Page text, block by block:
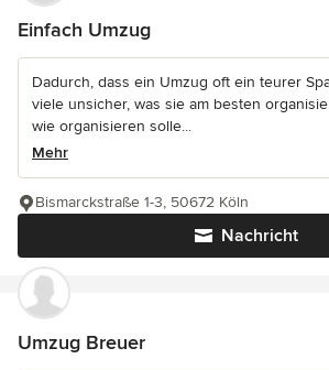
Einfach Umzug
Dadurch, dass ein Umzug oft ein teurer
viele unsicher, was sie am besten
wie organisieren solle...
Mehr
Nachricht
Bismarckstraße 1-3, 50672 Köln
Umzug Breuer